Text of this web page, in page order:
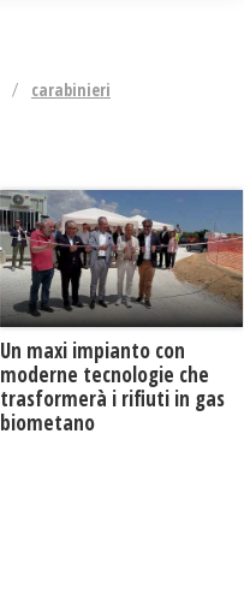
carabinieri
Un maxi impianto con
moderne tecnologie che
trasformerà i rifiuti in gas
biometano